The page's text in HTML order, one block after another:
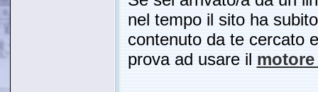
nel tempo il sito ha
contenuto da te cercato
prova ad usare il